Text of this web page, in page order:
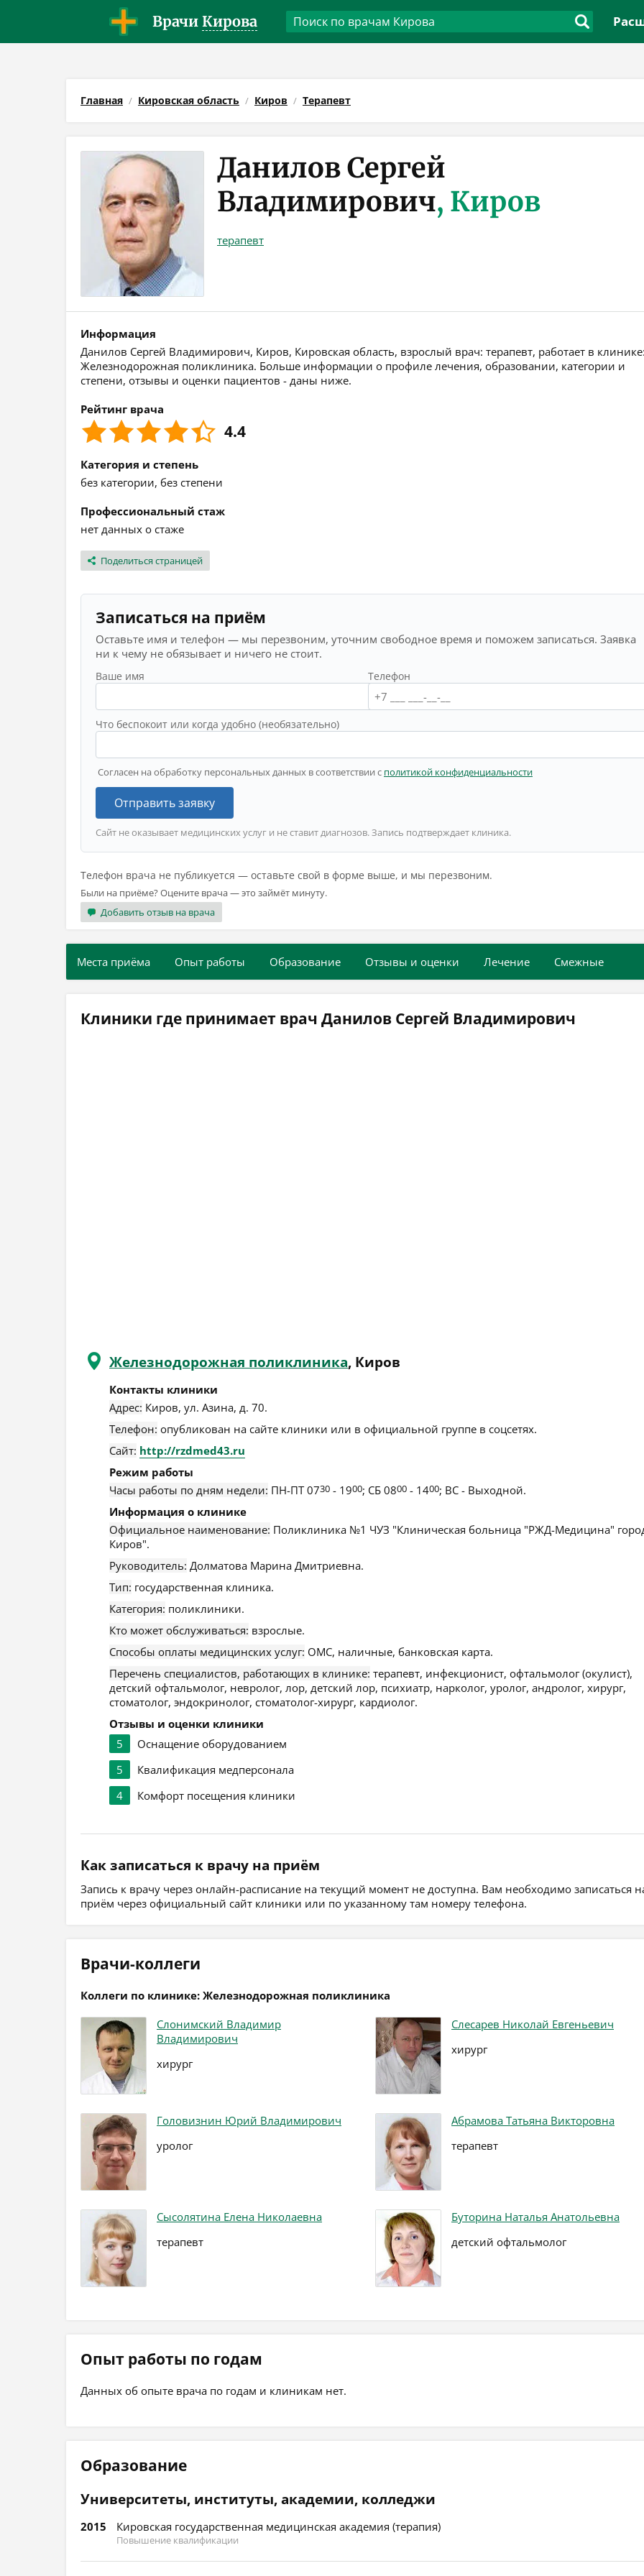
Врачи Кирова
Главная Кировская область Киров Терапевт
Данилов Сергей
Владимирович, Киров
терапевт
Информация
Данилов Сергей Владимирович, Киров, Кировская область, взрослый врач: терапевт, работает в
Железнодорожная поликлиника. Больше информации о профиле лечения, образовании, категории и
степени, отзывы и оценки пациентов - даны ниже.
Рейтинг врача
4.4
Категория и степень
без категории, без степени
Профессиональный стаж
нет данных о стаже
Поделиться страницей
Записаться на приём
Оставьте имя и телефон — мы перезвоним, уточним свободное время и поможем записаться. Заявка
ни к чему не обязывает и ничего не стоит.
Ваше имя Телефон
Что беспокоит или когда удобно (необязательно)
Согласен на обработку персональных данных в соответствии с политикой конфиденциальности
Отправить заявку
Сайт не оказывает медицинских услуг и не ставит диагнозов. Запись подтверждает клиника.
Телефон врача не публикуется — оставьте свой в форме выше, и мы перезвоним.
Были на приёме? Оцените врача — это займёт минуту.
Добавить отзыв на врача
Места приёма Опыт работы Образование Отзывы и оценки Лечение Смежные
Клиники где принимает врач Данилов Сергей Владимирович
Железнодорожная поликлиника, Киров
Контакты клиники
Адрес: Киров, ул. Азина, д. 70.
Телефон: опубликован на сайте клиники или в официальной группе в соцсетях.
Сайт: http://rzdmed43.ru
Режим работы
Часы работы по дням недели: ПН-ПТ 0730 - 1900; СБ 0800 - 1400; ВС - Выходной.
Информация о клинике
Официальное наименование: Поликлиника №1 ЧУЗ "Клиническая больница "РЖД-Медицина"
Киров".
Руководитель: Долматова Марина Дмитриевна.
Тип: государственная клиника.
Категория: поликлиники.
Кто может обслуживаться: взрослые.
Способы оплаты медицинских услуг: ОМС, наличные, банковская карта.
Перечень специалистов, работающих в клинике: терапевт, инфекционист, офтальмолог (окулист),
детский офтальмолог, невролог, лор, детский лор, психиатр, нарколог, уролог, андролог, хирург,
стоматолог, эндокринолог, стоматолог-хирург, кардиолог.
Отзывы и оценки клиники
5
Оснащение оборудованием
5
Квалификация медперсонала
4
Комфорт посещения клиники
Как записаться к врачу на приём
Запись к врачу через онлайн-расписание на текущий момент не доступна. Вам необходимо записаться
приём через официальный сайт клиники или по указанному там номеру телефона.
Врачи-коллеги
Коллеги по клинике: Железнодорожная поликлиника
Слонимский Владимир
Владимирович
хирург
Слесарев Николай Евгеньевич
хирург
Головизнин Юрий Владимирович
уролог
Абрамова Татьяна Викторовна
терапевт
Сысолятина Елена Николаевна
терапевт
Буторина Наталья Анатольевна
детский офтальмолог
Опыт работы по годам
Данных об опыте врача по годам и клиникам нет.
Образование
Университеты, институты, академии, колледжи
2015 Кировская государственная медицинская академия (терапия)
Повышение квалификации